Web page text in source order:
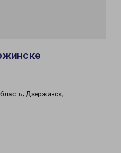
Дзержинск,